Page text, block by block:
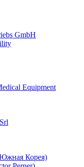
GmbH
Equipment
Корея)